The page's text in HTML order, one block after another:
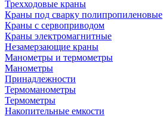
Трехходовые краны
Краны под сварку полипропиленовые
Краны с сервоприводом
Краны электромагнитные
Незамерзающие краны
Манометры и термометры
Манометры
Принадлежности
Термоманометры
Термометры
Накопительные емкости